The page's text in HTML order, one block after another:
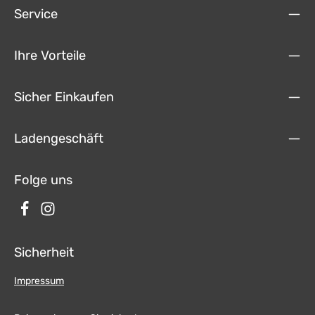
III Facelift (250) 2011 - 2014 Fiat Ducato III (290) 2014 → Citroën
bitte vor dem Kauf die Kompatibilität!
Service
Ihre Vorteile
Sicher Einkaufen
Ladengeschäft
Folge uns
Sicherheit
Impressum